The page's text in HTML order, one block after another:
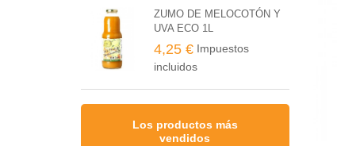
ZUMO DE MELOCOTÓN Y
UVA ECO 1L
4,25 € Impuestos
incluidos
Los productos más
vendidos